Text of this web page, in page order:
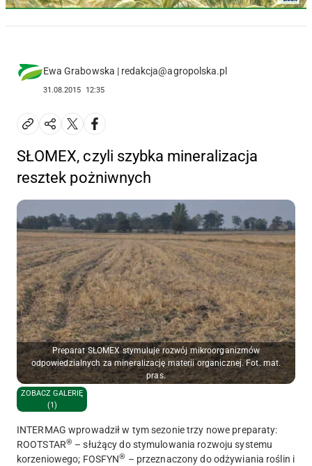
Ewa Grabowska | redakcja@agropolska.pl
31.08.2015 12:35
SŁOMEX, czyli szybka mineralizacja
resztek pożniwnych
Preparat SŁOMEX stymuluje rozwój mikroorganizmów
odpowiedzialnych za mineralizację materii organicznej. Fot. mat.
pras.
ZOBACZ GALERIĘ
(1)
INTERMAG wprowadził w tym sezonie trzy nowe preparaty:
ROOTSTAR® – służący do stymulowania rozwoju systemu
korzeniowego; FOSFYN® – przeznaczony do odżywiania roślin i